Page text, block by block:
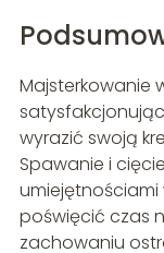
Majsterkowanie
wyrazić swoją
Spawanie i
poświęcić czas
zachowaniu